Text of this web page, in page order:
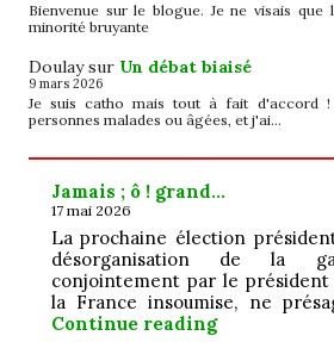
Bienvenue sur le blogue. Je ne visais
minorité bruyante
Doulaysur Un débat biaisé
9 mars 2026
Je suis catho mais tout à fait d'accord
personnes malades ou âgées, et j'ai…
Jamais ; ô ! grand…
17 mai 2026
La prochaine élection
désorganisation de la
conjointement par le président
la France insoumise, ne
Continue readingJamais ; ô !